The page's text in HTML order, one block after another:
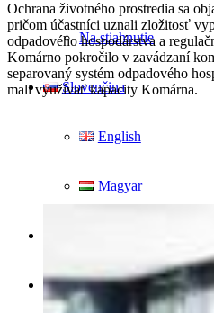
Na stiahnutie
Slovenčina
English
Magyar
Menu Menu
Ochrana životného prostredia sa
pričom účastníci uznali zložitosť
odpadového hospodárstva a
Komárno pokročilo v zavádzaní
separovaný systém odpadového
mali využívať kapacity Komárna.